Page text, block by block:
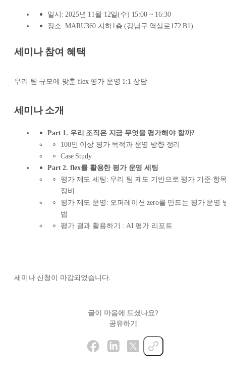
일시: 2025년 11월 12일(수) 15:00 ~ 16:30
장소: MARU360 지하1층 (강남구 역삼로172 B1)
세미나 참여 혜택
우리 팀 규모에 맞춘 flex 평가 운영 1:1 상담
세미나 소개
Part 1. 우리 조직은 지금 무엇을 평가해야 할까?
100인 이상 평가 목적과 운영 방향 정리
Case Study
Part 2. flex를 활용한 평가 운영 세팅
평가 제도 세팅: 우리 팀 제도 기반으로 평가 기준·항
정비
평가 제도 운영: 오퍼레이션 zero를 만드는 평가 운영
법
평가 결과 활용하기 : AI 평가 리포트
세미나 신청이 마감되었습니다.
글이 마음에 드셨나요?
공유하기